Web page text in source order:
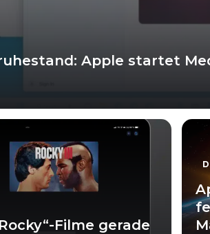
Apple startet
Filme gerade